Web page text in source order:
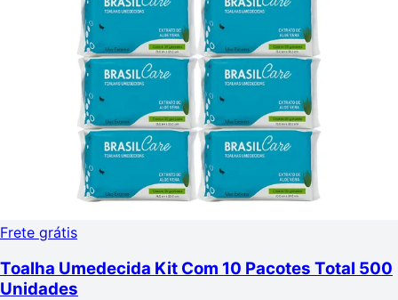
Frete grátis
Toalha Umedecida Kit Com 10 Pacotes Total 500
Unidades